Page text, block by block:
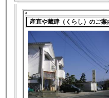
産直や蔵肆（くらし）のご案